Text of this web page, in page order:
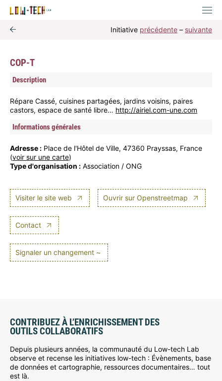
Initiative précédente – suivante
COP-T
Description
Répare Cassé, cuisines partagées, jardins voisins, paires
castors, espace de santé libre… http://airiel.com-une.com
Informations générales
Adresse : Place de l'Hôtel de Ville, 47360 Prayssas, France
(voir sur une carte)
Type d'organisation : Association / ONG
Visiter le site web Ouvrir sur Openstreetmap
Contact
Signaler un changement ~
CONTRIBUEZ À L’ENRICHISSEMENT DES
OUTILS COLLABORATIFS
Depuis plusieurs années, la communauté du Low-tech Lab
observe et recense les initiatives low-tech : Évènements, base
de données et cartographie, ressources documentaires… tout
est là.